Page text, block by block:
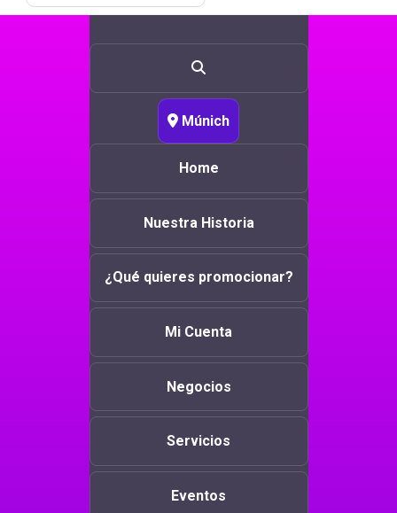
Múnich
Home
Nuestra Historia
¿Qué quieres promocionar?
Mi Cuenta
Negocios
Servicios
Eventos